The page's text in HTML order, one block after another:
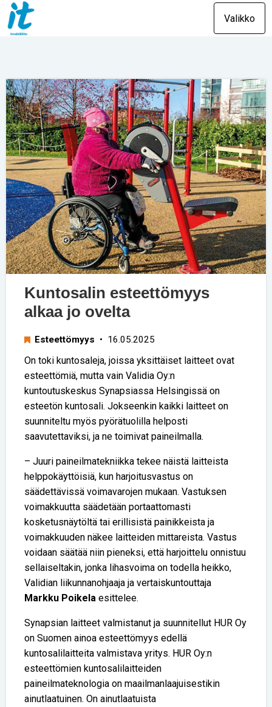
Valikko
Kuntosalin esteettömyys
alkaa jo ovelta
Esteettömyys • 16.05.2025
On toki kuntosaleja, joissa yksittäiset laitteet ovat
esteettömiä, mutta vain Validia Oy:n
kuntoutuskeskus Synapsiassa Helsingissä on
esteetön kuntosali. Jokseenkin kaikki laitteet on
suunniteltu myös pyörätuolilla helposti
saavutettaviksi, ja ne toimivat paineilmalla.
– Juuri paineilmatekniikka tekee näistä laitteista
helppokäyttöisiä, kun harjoitusvastus on
säädettävissä voimavarojen mukaan. Vastuksen
voimakkuutta säädetään portaattomasti
kosketusnäytöltä tai erillisistä painikkeista ja
voimakkuuden näkee laitteiden mittareista. Vastus
voidaan säätää niin pieneksi, että harjoittelu onnistuu
sellaiseltakin, jonka lihasvoima on todella heikko,
Validian liikunnanohjaaja ja vertaiskuntouttaja
Markku Poikela esittelee.
Synapsian laitteet valmistanut ja suunnitellut HUR Oy
on Suomen ainoa esteettömyys edellä
kuntosalilaitteita valmistava yritys. HUR Oy:n
esteettömien kuntosalilaitteiden
paineilmateknologia on maailmanlaajuisestikin
ainutlaatuinen. On ainutlaatuista